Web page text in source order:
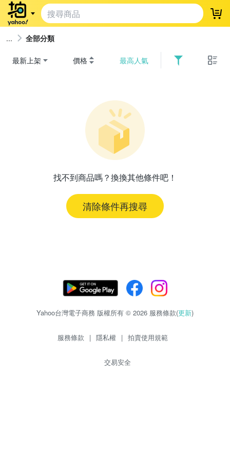
登
全部分類
最新上架 價格 最高人氣
找不到商品嗎？換換其他條件吧！
清除條件再搜尋
Yahoo台灣電子商務 版權所有 © 2026 服務條款(更新)
服務條款 | 隱私權 | 拍賣使用規範
交易安全